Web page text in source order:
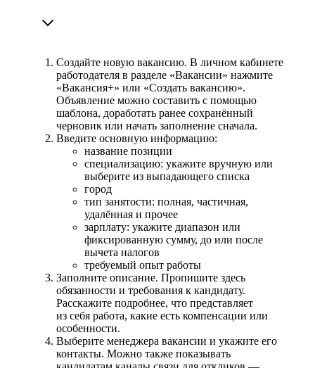
Создайте новую вакансию. В личном кабинете
работодателя в разделе «Вакансии» нажмите
«Вакансия+» или «Создать вакансию».
Объявление можно составить с помощью
шаблона, доработать ранее сохранённый
черновик или начать заполнение сначала.
Введите основную информацию:
название позиции
специализацию: укажите вручную или
выберите из выпадающего списка
город
тип занятости: полная, частичная,
удалённая и прочее
зарплату: укажите диапазон или
фиксированную сумму, до или после
вычета налогов
требуемый опыт работы
Заполните описание. Пропишите здесь
обязанности и требования к кандидату.
Расскажите подробнее, что представляет
из себя работа, какие есть компенсации или
особенности.
Выберите менеджера вакансии и укажите его
контакты. Можно также показывать